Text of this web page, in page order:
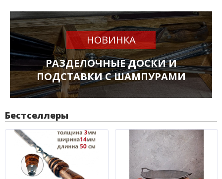
НОВИНКА
РАЗДЕЛОЧНЫЕ ДОСКИ И
ПОДСТАВКИ С ШАМПУРАМИ
Бестселлеры